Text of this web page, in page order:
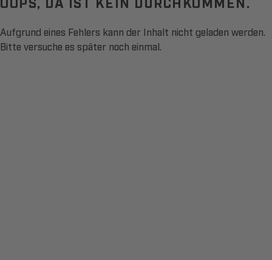
Aufgrund eines Fehlers kann der Inhalt nicht geladen werden.
Bitte versuche es später noch einmal.